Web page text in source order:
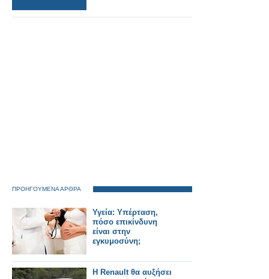
ΠΡΟΗΓΟΥΜΕΝΑ ΑΡΘΡΑ
Υγεία: Υπέρταση,
πόσο επικίνδυνη
είναι στην
εγκυμοσύνη;
Η Renault θα αυξήσει